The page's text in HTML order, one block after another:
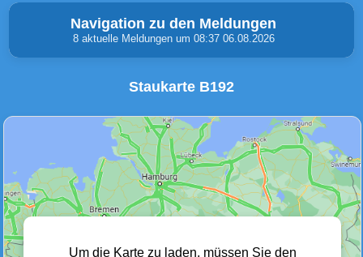
Navigation zu den Meldungen
8 aktuelle Meldungen um 08:37 06.08.2026
Unfälle & Warnungen Stau
(0)
Wetter Warnungen Sperrungen
Staukarte B192
Um die Karte zu laden, müssen Sie den